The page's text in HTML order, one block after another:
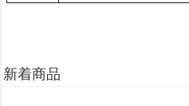
新着商品